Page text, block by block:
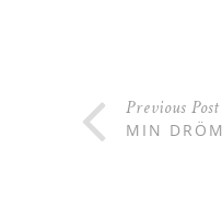
Previous Post
MIN DRÖM